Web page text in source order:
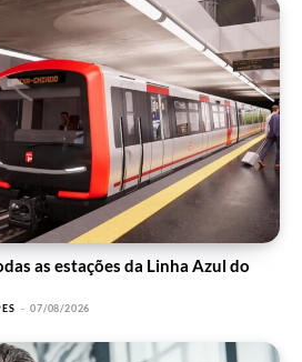
as estações da Linha Azul do
- 07/08/2026